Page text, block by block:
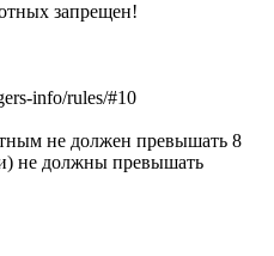
запрещен!
info/rules/#10
не должен превышать 8
не должны превышать